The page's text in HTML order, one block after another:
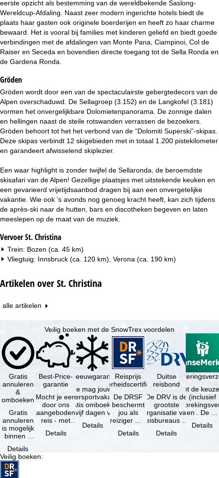
a
g
i
n
a
eerste opzicht als bestemming van de wereldbekende Saslong-
Wereldcup-Afdaling. Naast zeer modern ingerichte hotels biedt de
plaats haar gasten ook originele boerderijen en heeft zo haar charme
bewaard. Het is vooral bij families met kinderen geliefd en biedt goede
verbindingen met de afdalingen van Monte Pana, Ciampinoi, Col de
Raiser en Seceda en bovendien directe toegang tot de Sella Ronda en
de Gardena Ronda.
Gröden
Gröden wordt door een van de spectaculairste gebergtedecors van de
Alpen overschaduwd. De Sellagroep (3.152) en de Langkofel (3.181)
vormen het onvergelijkbare Dolomietenpanorama. De zonnige dalen
en hellingen naast de steile rotswanden verrassen de bezoekers.
Gröden behoort tot het het verbond van de “Dolomiti Superski”-skipas.
Deze skipas verbindt 12 skigebieden met in totaal 1.200 pistekilometer
en garandeert afwisselend skiplezier.
Een waar highlight is zonder twijfel de Sellaronda, de beroemdste
skisafari van de Alpen! Gezellige plaatsjes met uitstekende keuken en
een gevarieerd vrijetijdsaanbod dragen bij aan een onvergetelijke
vakantie. Wie ook ’s avonds nog genoeg kracht heeft, kan zich tijdens
de après-ski naar de hutten, bars en discotheken begeven en laten
meeslepen op de maat van de muziek.
Vervoer St. Christina
Trein: Bozen (ca. 45 km)
Vliegtuig: Innsbruck (ca. 120 km), Verona (ca. 190 km)
Artikelen over St. Christina
alle artikelen
Veilig boeken met de SnowTrex voordelen
Gratis
annuleren
&
omboeken
Gratis
annuleren
is mogelijk
binnen 5
de
boeking,
als jouw
vakantie …
Details
Best-Price-
garantie
Mocht je een
door ons
aangeboden
reis - met
beschikbaarheid
Details
Sneeuwgarantie
Je mag jouw
wintersportvakantie
gratis omboeken
als vijf dagen voor
Details
Reisprijs
zekerheidscertificaat
De DRSF
beschermt
jou als
reiziger met
pakketreis
Details
Duitse
reisbond
De DRV is de
grootste
organisatie van
reisbureaus en
in Duitsland. …
Details
Je hebt de
(inclusief
en . De …
Details
Veilig boeken: